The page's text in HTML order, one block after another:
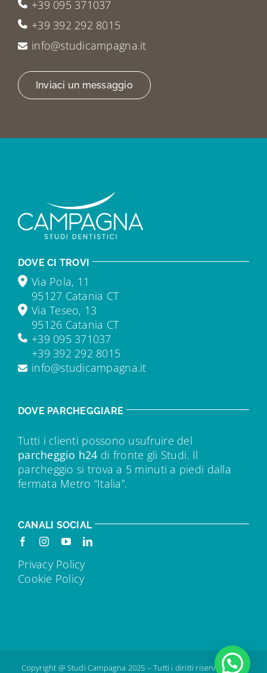
+39 095 371037
+39 392 292 8015
info@studicampagna.it
Inviaci un messaggio
DOVE CI TROVI
Via Pola, 11
95127 Catania CT
Via Teseo, 13
95126 Catania CT
+39 095 371037
+39 392 292 8015
info@studicampagna.it
DOVE PARCHEGGIARE
Tutti i clienti possono usufruire del
parcheggio h24 di fronte gli Studi. Il
parcheggio si trova a 5 minuti a piedi dalla
fermata Metro “Italia”.
CANALI SOCIAL
Privacy Policy
Cookie Policy
Copyright @ Studi Campagna 2025 – Tutti i diritti riservati – IVA: